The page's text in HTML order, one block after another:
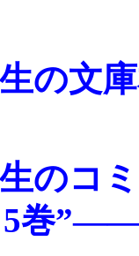
の文
のコ
5巻